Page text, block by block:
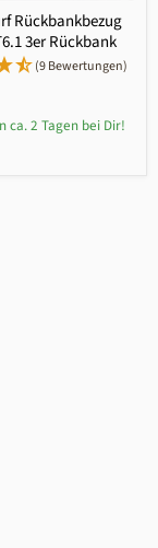
Rückbankbezug
3er Rückbank
(9 Bewertungen)
ca. 2 Tagen bei Dir!